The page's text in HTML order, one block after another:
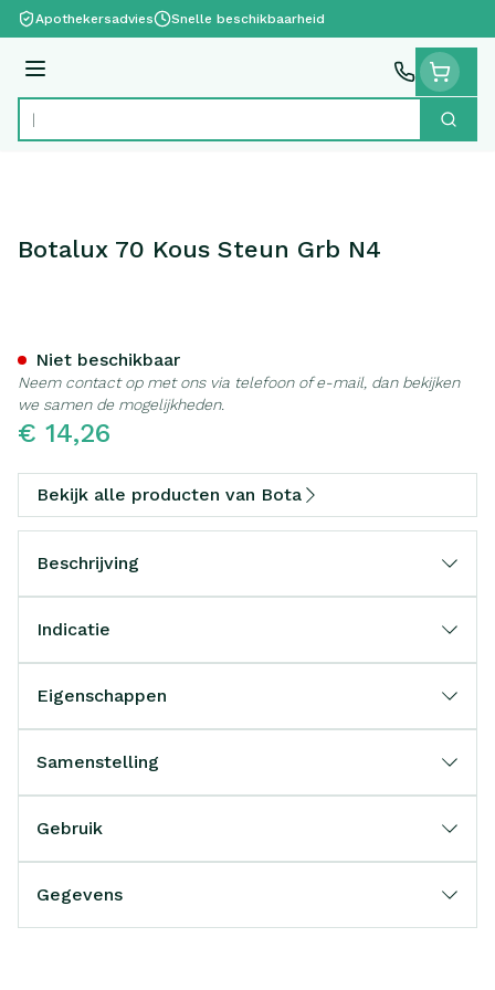
Ga naar de inhoud
Apothekersadvies Snelle beschikbaarheid
Menu
Product, merk, categorie... Zoek
Botalux 70 Kous Steun Grb N4
€ 14,26
Niet beschikbaar
Neem contact op met ons via telefoon of e-mail, dan bekijken
we samen de mogelijkheden.
Bekijk alle producten van Bota
Beschrijving
Indicatie
Eigenschappen
Samenstelling
Gebruik
Gegevens